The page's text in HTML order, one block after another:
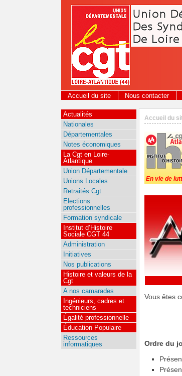
Panneau de gestion des cookies
Accueil du site Nous contacter
Accueil du
En vie de
Vous êtes
Ordre du
Actualités
Nationales
Départementales
Notes économiques
La Cgt en Loire-
Atlantique
Union Départementale
Unions Locales
Retraités Cgt
Elections
professionnelles
Formation syndicale
Institut d’Histoire
Sociale CGT 44
Administration
Initiatives
Nos publications
Histoire et valeurs de la
Cgt
A nos camarades
Ingénieurs, cadres et
techniciens
Égalité professionnelle
Éducation Populaire
Ressources
informatiques